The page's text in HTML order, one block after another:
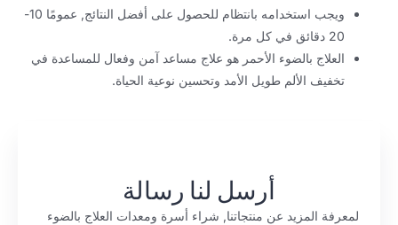
ويجب استخدامه بانتظام للحصول على أفضل النتائج, عمومًا 10-
20 دقائق في كل مرة.
العلاج بالضوء الأحمر هو علاج مساعد آمن وفعال للمساعدة في
تخفيف الألم طويل الأمد وتحسين نوعية الحياة.
أرسل لنا رسالة
لمعرفة المزيد عن منتجاتنا, شراء أسرة ومعدات العلاج بالضوء